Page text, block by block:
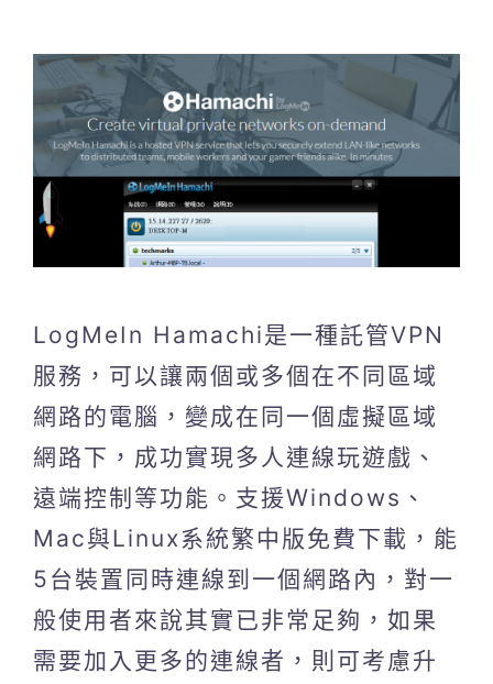
LogMeIn Hamachi是一種託管VPN
服務，可以讓兩個或多個在不同區域
網路的電腦，變成在同一個虛擬區域
網路下，成功實現多人連線玩遊戲、
遠端控制等功能。支援Windows、
Mac與Linux系統繁中版免費下載，能
5台裝置同時連線到一個網路內，對一
般使用者來說其實已非常足夠，如果
需要加入更多的連線者，則可考慮升